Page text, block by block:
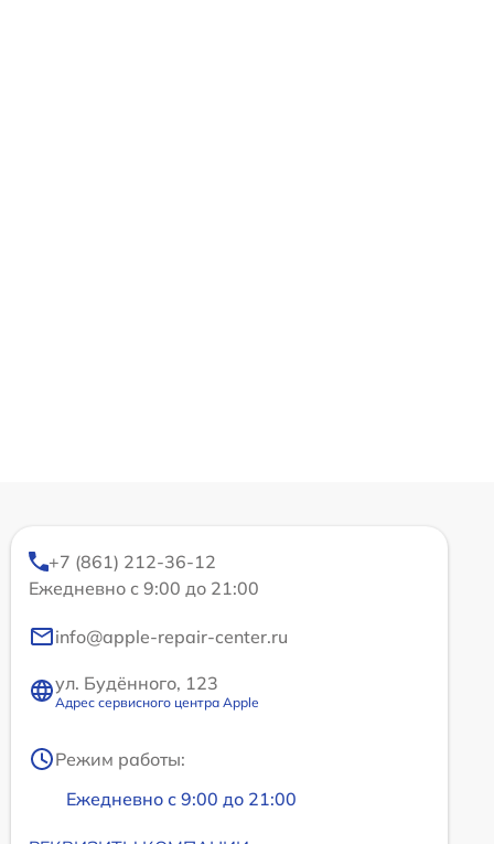
+7 (861) 212-36-12
Ежедневно с 9:00 до 21:00
info@apple-repair-center.ru
ул. Будённого, 123
Адрес сервисного центра Apple
Режим работы:
Ежедневно с 9:00 до 21:00